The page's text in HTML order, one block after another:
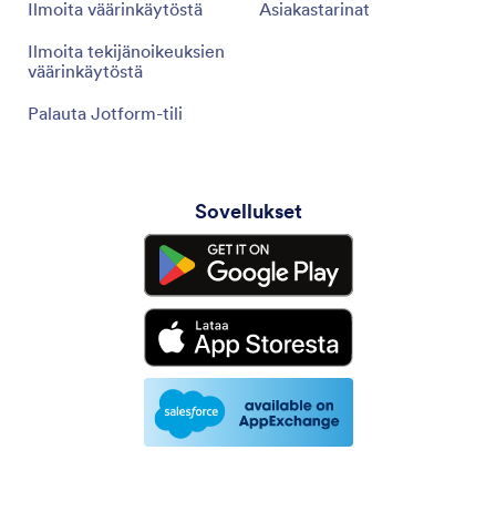
Ilmoita väärinkäytöstä
Ilmoita tekijänoikeuksien
väärinkäytöstä
Palauta Jotform-tili
Asiakastarinat
Sovellukset